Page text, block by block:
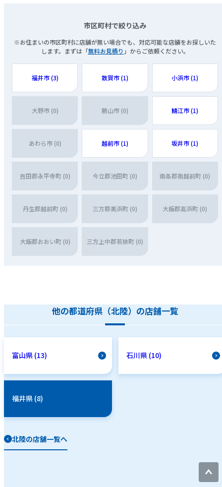
市区町村で絞り込み
※お住まいの市区町村に店舗が無い場合でも、対応可能な店舗をお探しいた
します。まずは「無料お見積り 」からご依頼ください。
福井市 (3) 敦賀市 (1) 小浜市 (1)
大野市 (0) 勝山市 (0) 鯖江市 (1)
あわら市 (0) 越前市 (1) 坂井市 (1)
吉田郡永平寺町 (0) 今立郡池田町 (0) 南条郡南越前町 (0)
丹生郡越前町 (0) 三方郡美浜町 (0) 大飯郡高浜町 (0)
大飯郡おおい町 (0) 三方上中郡若狭町 (0)
他の都道府県（北陸）の店舗一覧
富山県 (13) 石川県 (10)
福井県 (8)
北陸の店舗一覧へ